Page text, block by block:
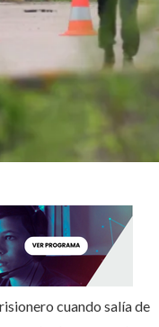
cuando salía de